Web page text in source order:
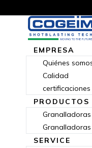
EMPRESA
Quiénes
Calidad
certificaciones
PRODUCTOS
SERVICE